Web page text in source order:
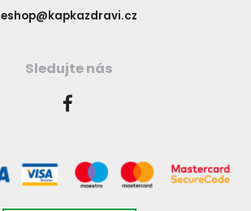
eshop@kapkazdravi.cz
Sledujte nás